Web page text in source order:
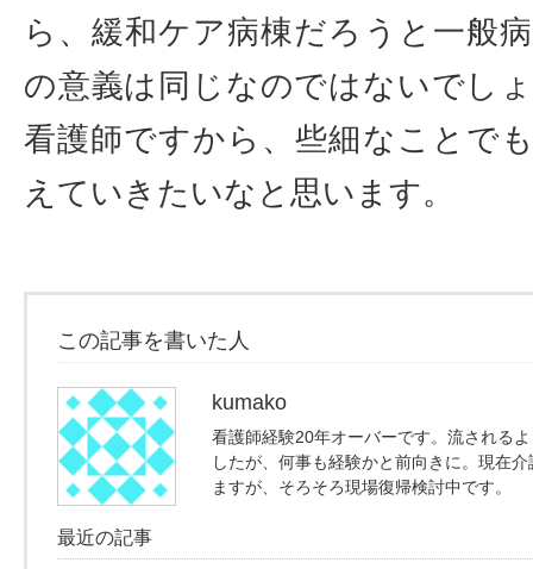
ら、緩和ケア病棟だろうと一般
の意義は同じなのではないでし
看護師ですから、些細なことで
えていきたいなと思います。
この記事を書いた人
kumako
看護師経験20年オーバーです。流される
したが、何事も経験かと前向きに。現在
ますが、そろそろ現場復帰検討中です。
最近の記事